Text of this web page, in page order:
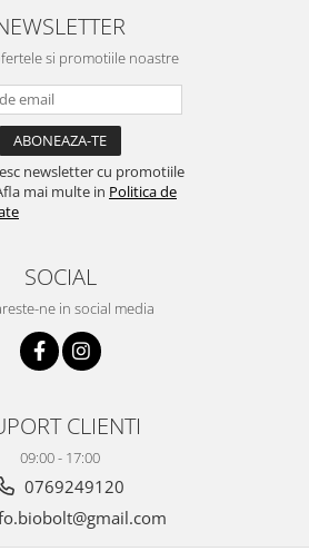
si promotiile noastre
newsletter cu promotiile
mai multe in Politica de
SOCIAL
ne in social media
CLIENTI
09:00 - 17:00
0769249120